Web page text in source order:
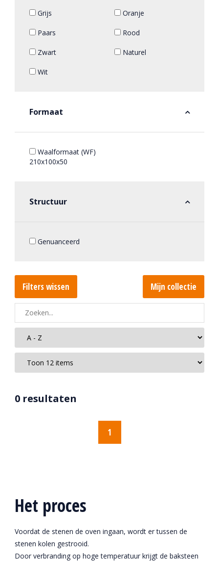
Grijs Oranje
Paars Rood
Zwart Naturel
Wit
Formaat
Waalformaat (WF)
210x100x50
Structuur
Genuanceerd
Filters wissen Mijn collectie
0 resultaten
1
Het proces
Voordat de stenen de oven ingaan, wordt er tussen de
stenen kolen gestrooid.
Door verbranding op hoge temperatuur krijgt de baksteen